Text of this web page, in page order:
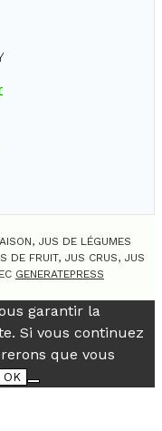
JUS DE LÉGUMES
DE FRUIT, JUS CRUS, JUS
GENERATEPRESS
garantir la
Si vous continuez
que vous
OK